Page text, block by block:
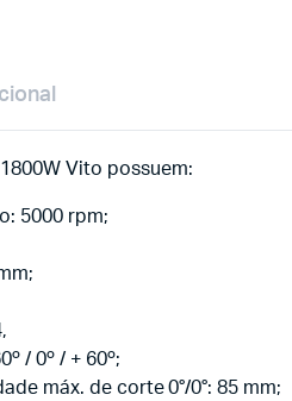
Vito possuem:
5000 rpm;
/ 0º / + 60º;
máx. de corte 0°/0°: 85 mm;